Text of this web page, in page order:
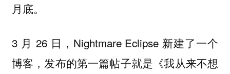
月底。
3 月 26 日，Nightmare Eclipse 新建了一个
博客，发布的第一篇帖子就是《我从来不想